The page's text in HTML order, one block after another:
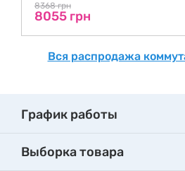
8368 грн
8055 грн
Вся распродажа
График работы
Выборка товара